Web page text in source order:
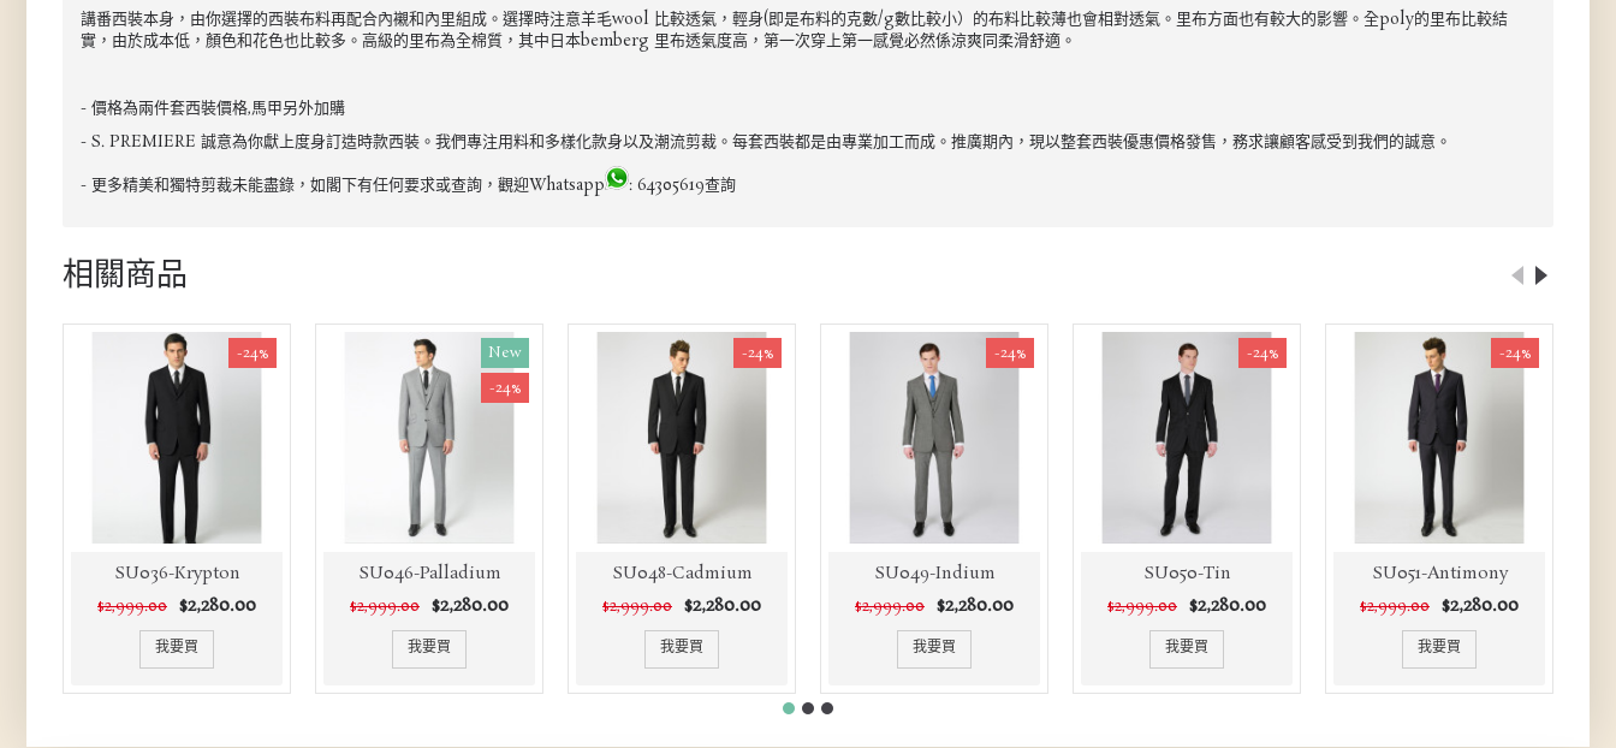
講番西裝本身，由你選擇的西裝布料再配合內襯和內里組成。選擇時注意羊毛wool 比較透氣，輕身(即是布料的克數/g數比較小）的布料比較薄也會相對透氣。里布方面也有較大的影響。全poly的里布比較結
實，由於成本低，顏色和花色也比較多。高級的里布為全棉質，其中日本bemberg 里布透氣度高，第一次穿上第一感覺必然係涼爽同柔滑舒適。
- 價格為兩件套西裝價格,馬甲另外加購
- S. PREMIERE 誠意為你獻上度身訂造時款西裝。我們專注用料和多樣化款身以及潮流剪裁。每套西裝都是由專業加工而成。推廣期內，現以整套西裝優惠價格發售，務求讓顧客感受到我們的誠意。
- 更多精美和獨特剪裁未能盡錄，如閣下有任何要求或查詢，觀迎Whatsapp
: 64305619查詢
相關商品
-24%
SU036-Krypton
$2,999.00 $2,280.00
我要買
New
-24%
SU046-Palladium
$2,999.00 $2,280.00
我要買
-24%
SU048-Cadmium
$2,999.00 $2,280.00
我要買
-24%
SU049-Indium
$2,999.00 $2,280.00
我要買
-24%
SU050-Tin
$2,999.00 $2,280.00
我要買
-24%
SU051-Antimony
$2,999.00 $2,280.00
我要買